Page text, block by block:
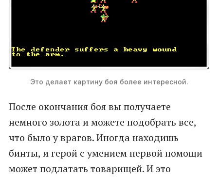
Это делает картину боя более интересной.
После окончания боя вы получаете
немного золота и можете подобрать все,
что было у врагов. Иногда находишь
бинты, и герой с умением первой помощи
может подлатать товарищей. И это